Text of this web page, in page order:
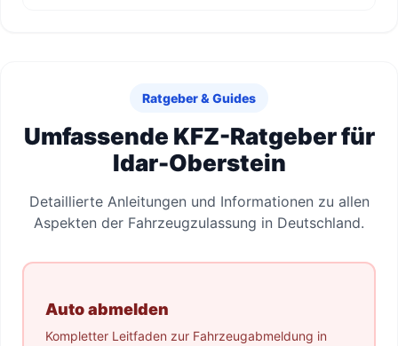
Ratgeber & Guides
Umfassende KFZ-Ratgeber für
Idar-Oberstein
Detaillierte Anleitungen und Informationen zu allen
Aspekten der Fahrzeugzulassung in Deutschland.
Auto abmelden
Kompletter Leitfaden zur Fahrzeugabmeldung in